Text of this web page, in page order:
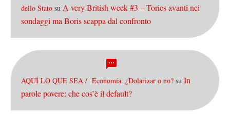
dello Stato su A very British week #3 – Tories avanti nei
sondaggi ma Boris scappa dal confronto
AQUÍ LO QUE SEA / Economía: ¿Dolarizar o no? su In
parole povere: che cos’è il default?